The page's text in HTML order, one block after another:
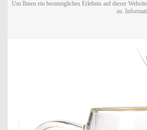
Um Ihnen ein bestmögliches Erlebnis auf dieser
zu.